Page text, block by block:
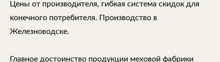
Цены от производителя, гибкая система скидок для
конечного потребителя. Производство в
Железноводске.
Главное достоинство продукции меховой фабрики